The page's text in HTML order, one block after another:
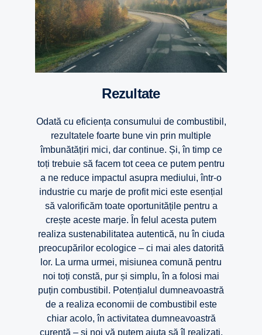
Rezultate
Odată cu eficiența consumului de combustibil,
rezultatele foarte bune vin prin multiple
îmbunătățiri mici, dar continue. Și, în timp ce
toți trebuie să facem tot ceea ce putem pentru
a ne reduce impactul asupra mediului, într-o
industrie cu marje de profit mici este esențial
să valorificăm toate oportunitățile pentru a
crește aceste marje. În felul acesta putem
realiza sustenabilitatea autentică, nu în ciuda
preocupărilor ecologice – ci mai ales datorită
lor. La urma urmei, misiunea comună pentru
noi toți constă, pur și simplu, în a folosi mai
puțin combustibil. Potențialul dumneavoastră
de a realiza economii de combustibil este
chiar acolo, în activitatea dumneavoastră
curentă – și noi vă putem ajuta să îl realizați.
Eficiența consumului de combustibil
Combustibili alternativi
A cincea victorie consecutiva Green Truck
Sisteme de siguranță pentru viitor